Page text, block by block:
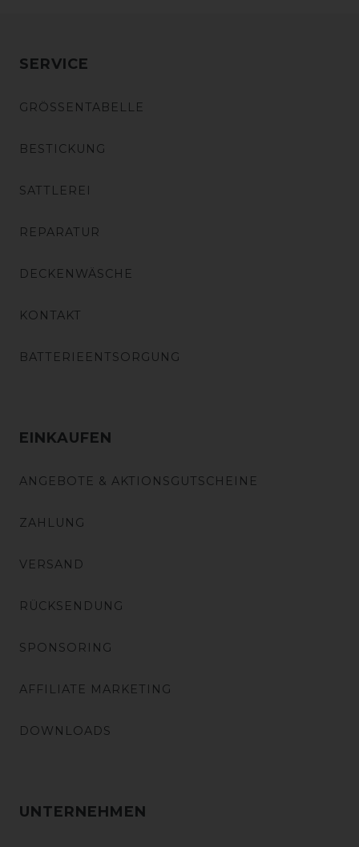
SERVICE
GRÖSSENTABELLE
BESTICKUNG
SATTLEREI
REPARATUR
DECKENWÄSCHE
KONTAKT
BATTERIEENTSORGUNG
EINKAUFEN
ANGEBOTE & AKTIONSGUTSCHEINE
ZAHLUNG
VERSAND
RÜCKSENDUNG
SPONSORING
AFFILIATE MARKETING
DOWNLOADS
UNTERNEHMEN